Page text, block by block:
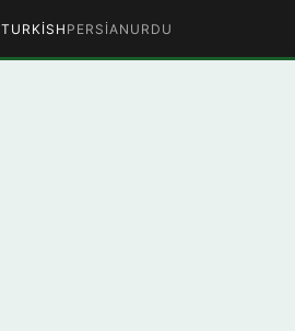
TURKISH PERSIAN URDU